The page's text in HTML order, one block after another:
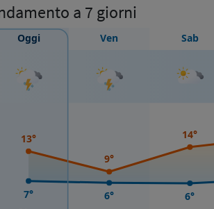
a 7 giorni
Oggi Ven Sab
13°
7°
9°
6°
14°
6°